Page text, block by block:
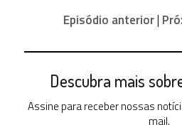
2 (
6 (
Episódio anterior|
Descubra mais
Assine para receber nossas
mail.